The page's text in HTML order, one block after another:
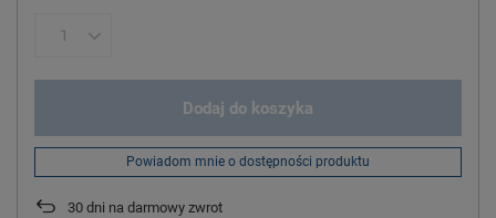
Dodaj do koszyka
Powiadom mnie o dostępności produktu
30 dni na darmowy zwrot